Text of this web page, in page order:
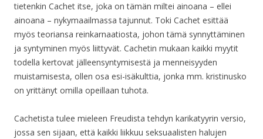
tietenkin Cachet itse, joka on tämän miltei ainoana – ellei
ainoana – nykymaailmassa tajunnut. Toki Cachet esittää
myös teoriansa reinkarnaatiosta, johon tämä synnyttäminen
ja syntyminen myös liittyvät. Cachetin mukaan kaikki myytit
todella kertovat jälleensyntymisestä ja menneisyyden
muistamisesta, ollen osa esi-isäkulttia, jonka mm. kristinusko
on yrittänyt omilla opeillaan tuhota.
Cachetista tulee mieleen Freudista tehdyn karikatyyrin versio,
jossa sen sijaan, että kaikki liikkuu seksuaalisten halujen